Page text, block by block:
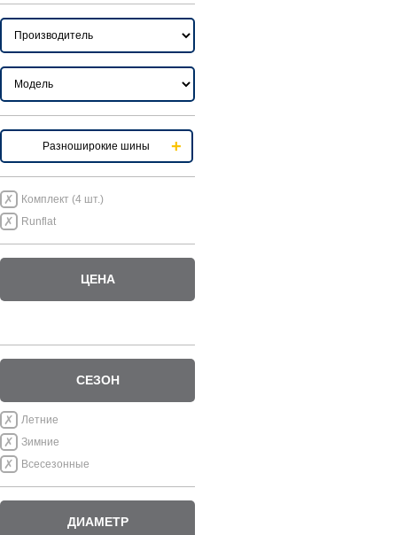
Разноширокие шины
Комплект (4 шт.)
Runflat
ЦЕНА
СЕЗОН
Летние
Зимние
Всесезонные
ДИАМЕТР